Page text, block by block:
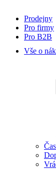
Prodejny
Pro firmy
Pro B2B
Vše o